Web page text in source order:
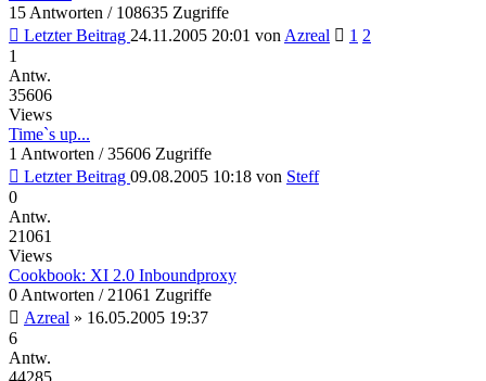
15 Antworten / 108635 Zugriffe
Letzter Beitrag 24.11.2005 20:01 von Azreal 1 2
1
Antw.
35606
Views
Time`s up...
1 Antworten / 35606 Zugriffe
Letzter Beitrag 09.08.2005 10:18 von Steff
0
Antw.
21061
Views
Cookbook: XI 2.0 Inboundproxy
0 Antworten / 21061 Zugriffe
Azreal » 16.05.2005 19:37
6
Antw.